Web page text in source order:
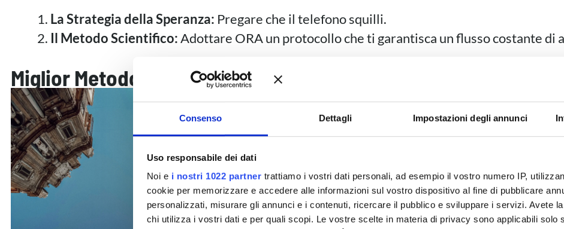
Consenso Dettagli Impostazioni degli annunci
Uso responsabile dei dati
Noi e i nostri 1022 partner trattiamo i vostri dati personali, ad esempio il vostro numero IP,
cookie per memorizzare e accedere alle informazioni sul vostro dispositivo al fine di pubblicare
personalizzati, misurare gli annunci e i contenuti, ricercare il pubblico e sviluppare i servizi. Avete
chi utilizza i vostri dati e per quali scopi. Le vostre scelte in materia di privacy sono applicabili solo
La Strategia della Speranza: Pregare che il telefono squilli.
Il Metodo Scientifico:Adottare ORA un protocollo che ti garantisca un flusso costante di
Miglior Metodo Operativo 3.0: Non è un corso. È un protocollo
, Giuseppe Venturiello
ricostruirà il tuo modo di lavorare dalle fondamenta.
IlMiglior Metodo Operativo 3.0
PREVEDIBILE:Sai esattamente cosa accadrà se
MISURABILE: I numeri non mentono mai (le nostre